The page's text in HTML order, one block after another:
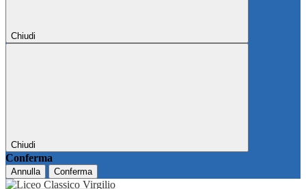
Chiudi
Chiudi
Conferma
Annulla Conferma